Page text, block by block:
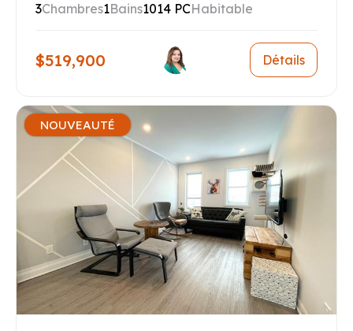
3Chambres1Bains1014 PCHabitable
$519,900 Détails
NOUVEAUTÉ